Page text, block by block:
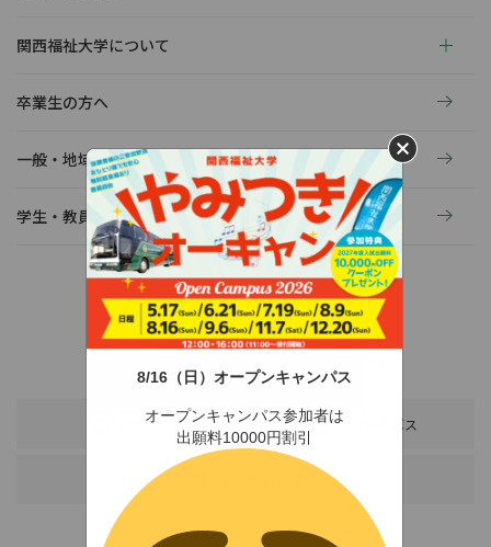
8/16（日）オープンキャンパス
オープンキャンパス参加者は
出願料10000円割引
関西福祉大学について
卒業生の方へ
一般・地域の方へ
学生・教員の活動
〒678-0255 兵庫県赤穂市新田380-3
アクセス スクールバス